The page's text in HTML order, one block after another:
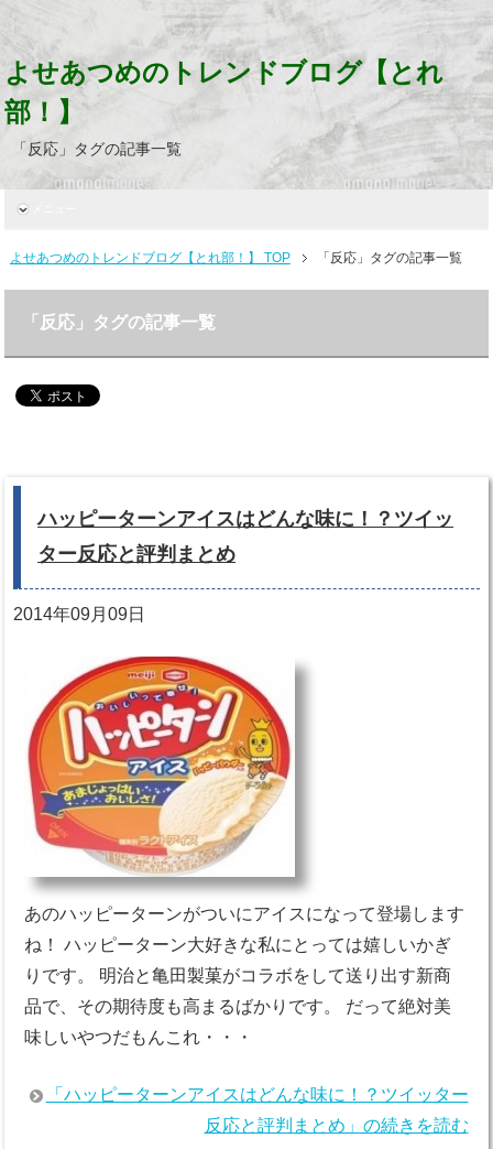
よせあつめのトレンドブログ【とれ
部！】
「反応」タグの記事一覧
よせあつめのトレンドブログ【とれ部！】 TOP 「反応」タグの記事一覧
「反応」タグの記事一覧
ハッピーターンアイスはどんな味に！？ツイッ
ター反応と評判まとめ
2014年09月09日
あのハッピーターンがついにアイスになって登場します
ね！ ハッピーターン大好きな私にとっては嬉しいかぎ
りです。 明治と亀田製菓がコラボをして送り出す新商
品で、その期待度も高まるばかりです。 だって絶対美
味しいやつだもんこれ・・・
「ハッピーターンアイスはどんな味に！？ツイッター
反応と評判まとめ」の続きを読む